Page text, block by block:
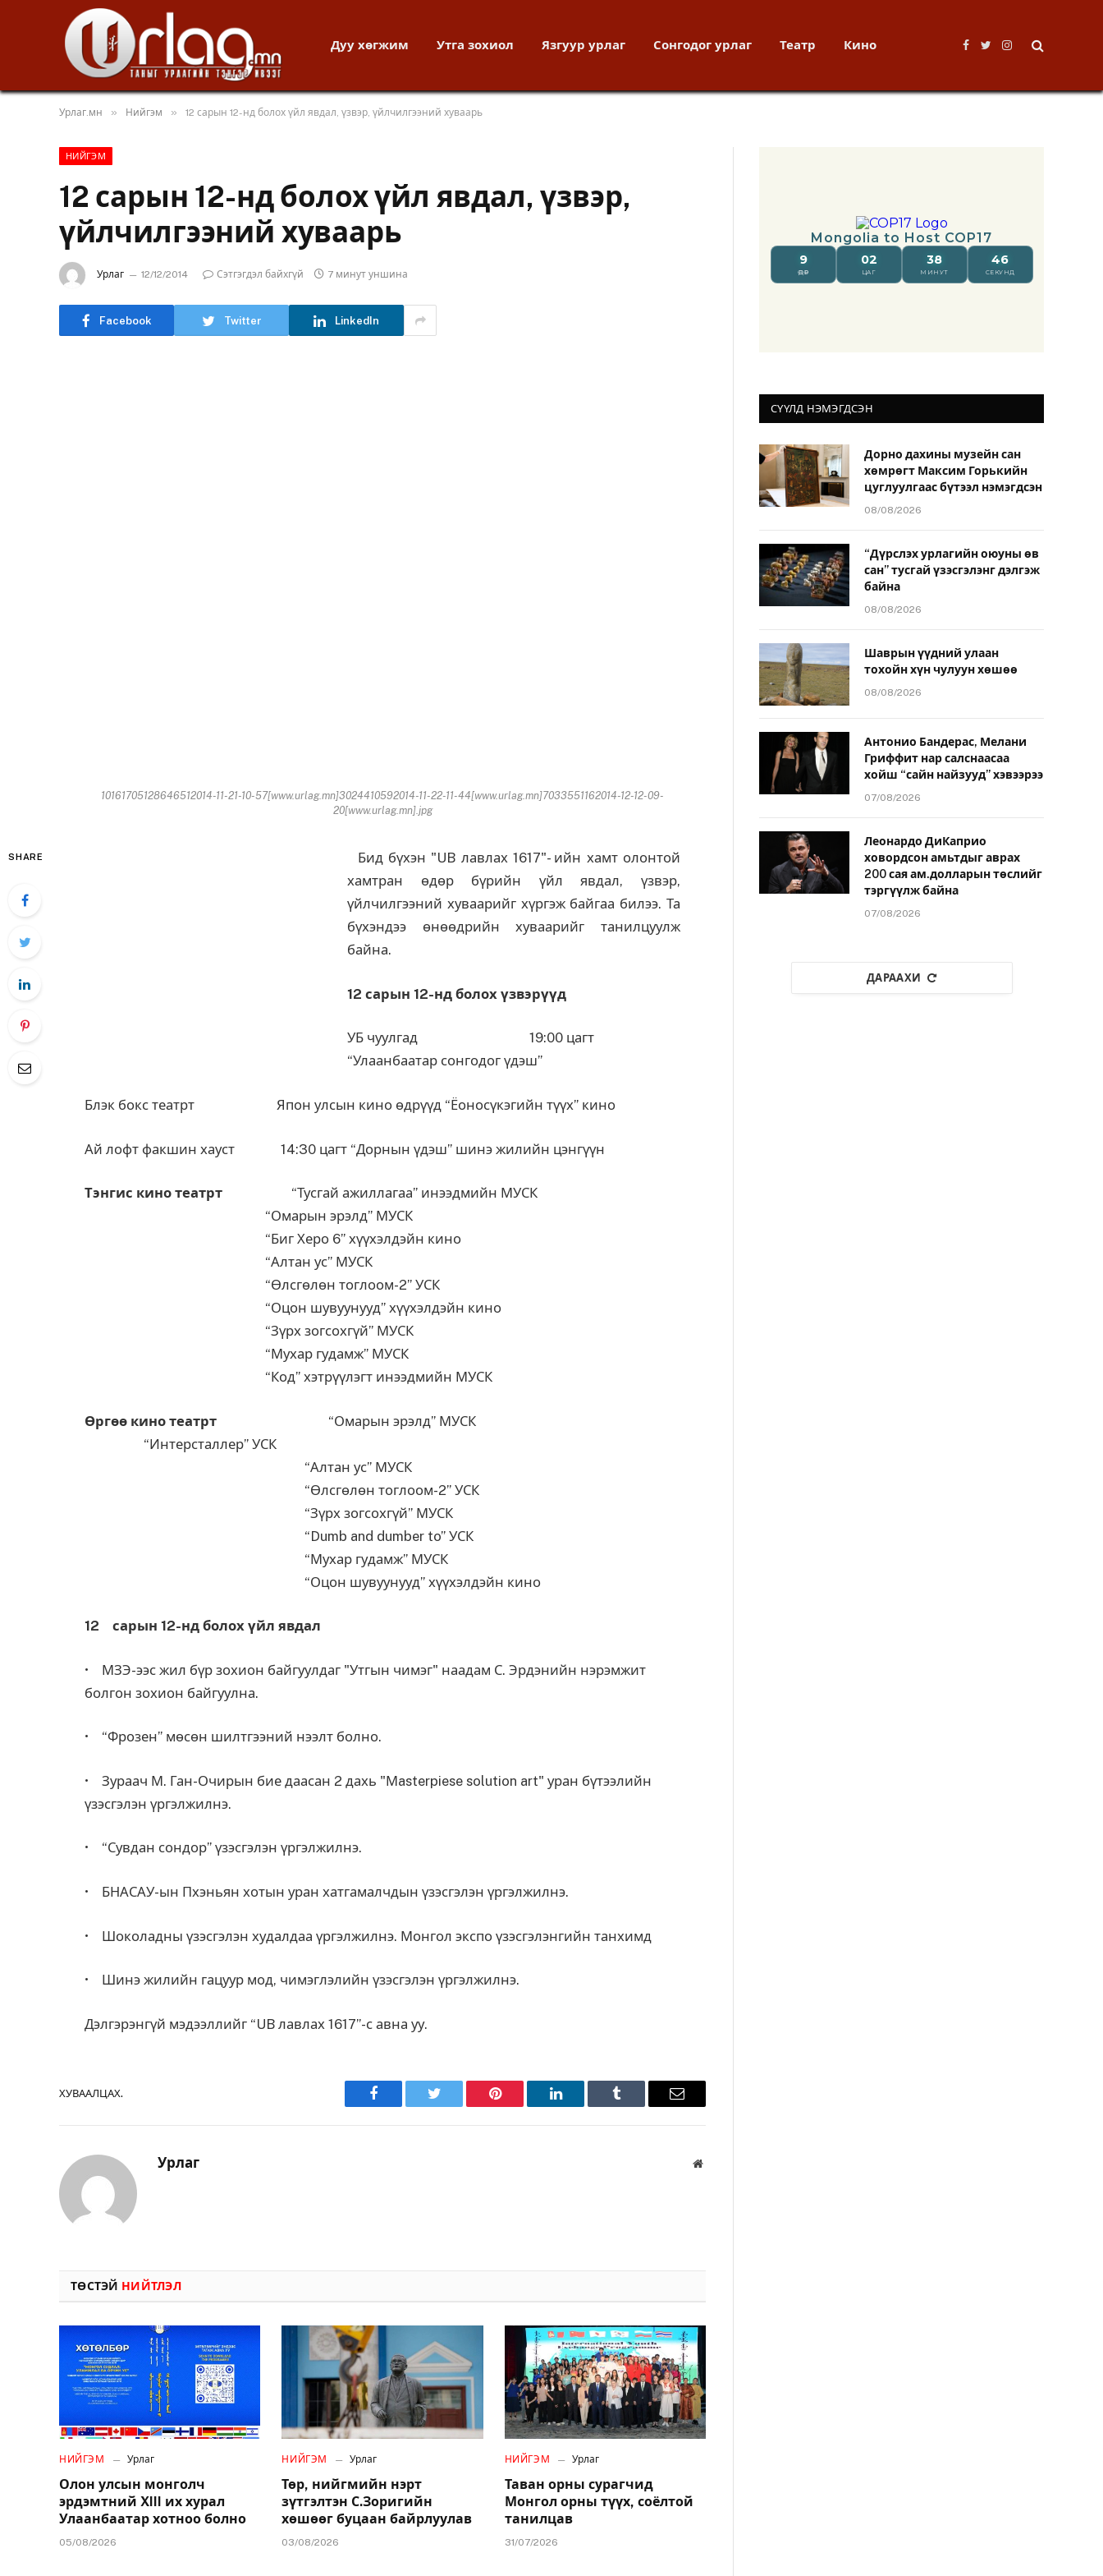
Дуу хөгжим Утга зохиол Язгуур урлаг Сонгодог урлаг Театр Кино
Facebook
TwitterInstagram
Урлаг.мн » Нийгэм » 12 сарын 12-нд болох үйл явдал, үзвэр, үйлчилгээний хуваарь
НИЙГЭМ
12 сарын 12-нд болох үйл явдал, үзвэр,
үйлчилгээний хуваарь
Урлаг 12/12/2014 Сэтгэгдэл байхгүй 7 минут уншина
Facebook Twitter LinkedIn
10161705128646512014-11-21-10-57[www.urlag.mn]3024410592014-11-22-11-44[www.urlag.mn]7033551162014-12-12-09-
20[www.urlag.mn].jpg
SHARE
Бид бүхэн "UB лавлах 1617"- ийн хамт олонтой
хамтран өдөр бүрийн үйл явдал, үзвэр,
үйлчилгээний хуваарийг хүргэж байгаа билээ. Та
бүхэндээ өнөөдрийн хуваарийг танилцуулж
байна.
12 сарын 12-нд болох үзвэрүүд
УБ чуулгад 19:00 цагт
“Улаанбаатар сонгодог үдэш”
Блэк бокс театрт Япон улсын кино өдрүүд “Ёоносүкэгийн түүх” кино
Ай лофт факшин хауст 14:30 цагт “Дорнын үдэш” шинэ жилийн цэнгүүн
Тэнгис кино театрт
“Тусгай ажиллагаа” инээдмийн МУСК
“Омарын эрэлд” МУСК
“Биг Херо 6” хүүхэлдэйн кино
“Алтан ус” МУСК
“Өлсгөлөн тоглоом-2” УСК
“Оцон шувуунууд” хүүхэлдэйн кино
“Зүрх зогсохгүй” МУСК
“Мухар гудамж” МУСК
“Код” хэтрүүлэгт инээдмийн МУСК
Өргөө кино театрт
“Омарын эрэлд” МУСК
“Интерсталлер” УСК
“Алтан ус” МУСК
“Өлсгөлөн тоглоом-2” УСК
“Зүрх зогсохгүй” МУСК
“Dumb and dumber to” УСК
“Мухар гудамж” МУСК
“Оцон шувуунууд” хүүхэлдэйн кино
12 сарын 12-нд болох үйл явдал
• МЗЭ-ээс жил бүр зохион байгуулдаг "Утгын чимэг" наадам С. Эрдэнийн нэрэмжит
болгон зохион байгуулна.
• “Фрозен” мөсөн шилтгээний нээлт болно.
• Зураач М. Ган-Очирын бие даасан 2 дахь "Мasterpiese solution art" уран бүтээлийн
үзэсгэлэн үргэлжилнэ.
• “Сувдан сондор” үзэсгэлэн үргэлжилнэ.
• БНАСАУ-ын Пхэньян хотын уран хатгамалчдын үзэсгэлэн үргэлжилнэ.
• Шоколадны үзэсгэлэн худалдаа үргэлжилнэ. Монгол экспо үзэсгэлэнгийн танхимд
• Шинэ жилийн гацуур мод, чимэглэлийн үзэсгэлэн үргэлжилнэ.
Дэлгэрэнгүй мэдээллийг “UB лавлах 1617”-с авна уу.
ХУВААЛЦАХ.
Facebook Twitter Pinterest LinkedIn Tumblr Имэйл
Урлаг Вэбсайт
ТӨСТЭЙ НИЙТЛЭЛ
НИЙГЭМ Урлаг
Олон улсын монголч
эрдэмтний XIII их хурал
Улаанбаатар хотноо болно
05/08/2026
НИЙГЭМ Урлаг
Төр, нийгмийн нэрт
зүтгэлтэн С.Зоригийн
хөшөөг буцаан байрлуулав
03/08/2026
НИЙГЭМ Урлаг
Таван орны сурагчид
Монгол орны түүх, соёлтой
танилцав
31/07/2026
СҮҮЛД НЭМЭГДСЭН
Дорно дахины музейн сан
хөмрөгт Максим Горькийн
цуглуулгаас бүтээл нэмэгдсэн
08/08/2026
“Дүрслэх урлагийн оюуны өв
сан” тусгай үзэсгэлэнг дэлгэж
байна
08/08/2026
Шаврын үүдний улаан
тохойн хүн чулуун хөшөө
08/08/2026
Антонио Бандерас, Мелани
Гриффит нар салснаасаа
хойш “сайн найзууд” хэвээрээ
07/08/2026
Леонардо ДиКаприо
ховордсон амьтдыг аврах
200 сая ам.долларын төслийг
тэргүүлж байна
07/08/2026
ДАРААХИ